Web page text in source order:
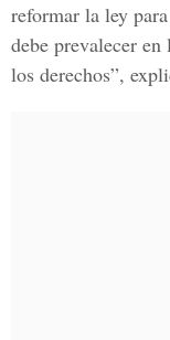
reformar la ley
debe prevalecer
los derechos”,